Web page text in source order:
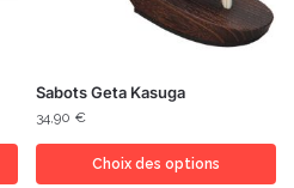
Sabots Geta Kasuga
34,90 €
Choix des options